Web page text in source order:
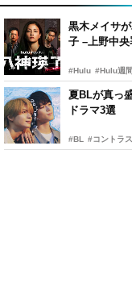
黒木メイサ
子 –上野中央
#Hulu #Hulu週
夏BLが真っ
ドラマ3選
#BL #コントラ